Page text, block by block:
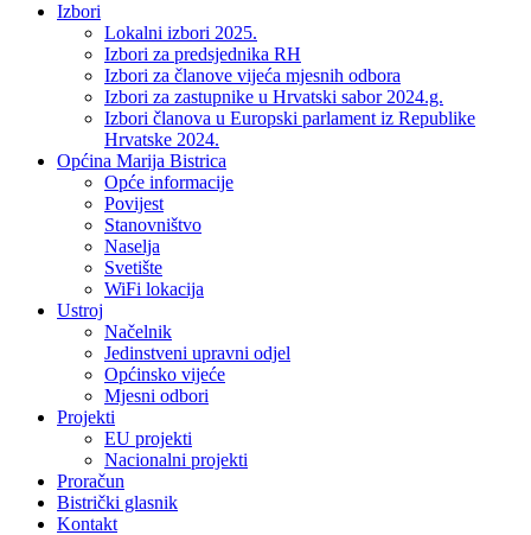
Izbori
Lokalni izbori 2025.
Izbori za predsjednika RH
Izbori za članove vijeća mjesnih odbora
Izbori za zastupnike u Hrvatski sabor 2024.g.
Izbori članova u Europski parlament iz Republike
Hrvatske 2024.
Općina Marija Bistrica
Opće informacije
Povijest
Stanovništvo
Naselja
Svetište
WiFi lokacija
Ustroj
Načelnik
Jedinstveni upravni odjel
Općinsko vijeće
Mjesni odbori
Projekti
EU projekti
Nacionalni projekti
Proračun
Bistrički glasnik
Kontakt